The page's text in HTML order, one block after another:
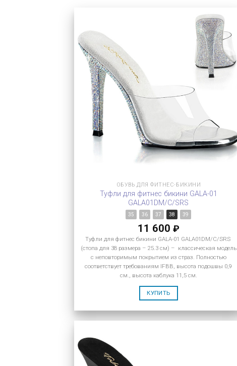
ОБУВЬ ДЛЯ ФИТНЕС-БИКИНИ
Туфли для фитнес бикини GALA-01
GALA01DM/C/SRS
35 36 37 38 39
11 600 ₽
Туфли для фитнес бикини GALA-01 GALA01DM/C/SRS
(стопа для 38 размера – 25.3 см) – классическая модель
с неповторимым покрытием из страз. Полностью
соответствует требованиям IFBB, высота подошвы 0,9
см., высота каблука 11,5 см.
КУПИТЬ